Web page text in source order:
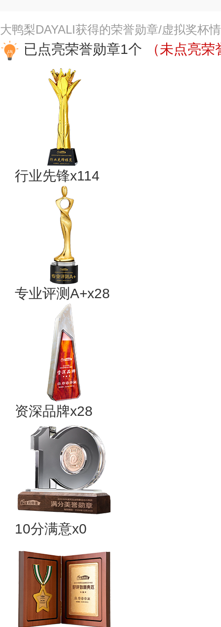
大鸭梨DAYALI获得的荣誉勋章/虚拟奖杯
已点亮荣誉勋章1个 （未点亮
行业先锋x114
专业评测A+x28
资深品牌x28
10分满意x0